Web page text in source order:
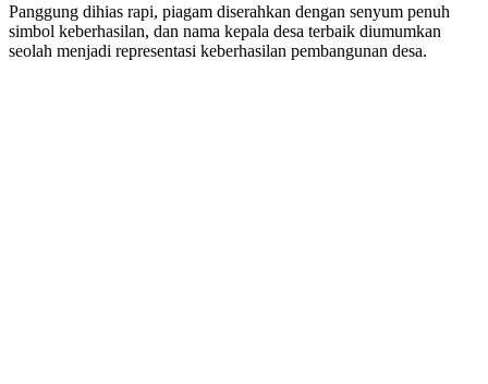
Panggung dihias rapi, piagam diserahkan dengan senyum penuh
simbol keberhasilan, dan nama kepala desa terbaik diumumkan
seolah menjadi representasi keberhasilan pembangunan desa.